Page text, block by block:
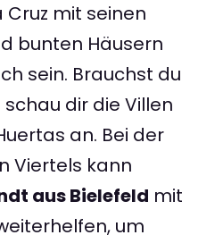
mit seinen
bunten Häusern
sein. Brauchst du
dir die Villen
an. Bei der
Viertels kann
aus Bielefeld mit
um